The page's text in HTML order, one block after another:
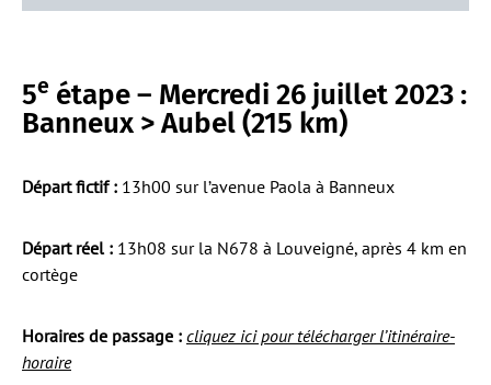
5e étape – Mercredi 26 juillet 2023 :
Banneux > Aubel (215 km)
Départ fictif : 13h00 sur l’avenue Paola à Banneux
Départ réel : 13h08 sur la N678 à Louveigné, après 4 km en
cortège
Horaires de passage : cliquez ici pour télécharger l’itinéraire-
horaire